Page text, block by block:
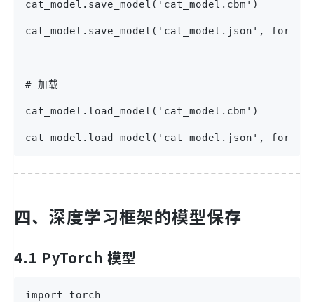
cat_model.save_model('cat_model.cbm')
cat_model.save_model('cat_model.json',
# 加载
cat_model.load_model('cat_model.cbm')
cat_model.load_model('cat_model.json',
四、深度学习框架的模型保存
4.1 PyTorch 模型
import torch